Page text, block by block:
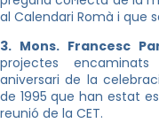
al Calendari Romà i que
3. Mons. Francesc
projectes
aniversari de la
de 1995 que han estat
reunió de la CET.